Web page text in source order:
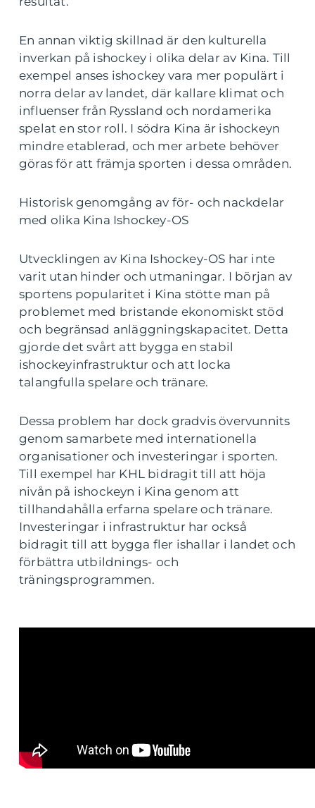
En annan viktig skillnad är den kulturella
inverkan på ishockey i olika delar av Kina. Till
exempel anses ishockey vara mer populärt i
norra delar av landet, där kallare klimat och
influenser från Ryssland och nordamerika
spelat en stor roll. I södra Kina är ishockeyn
mindre etablerad, och mer arbete behöver
göras för att främja sporten i dessa områden.
Historisk genomgång av för- och nackdelar
med olika Kina Ishockey-OS
Utvecklingen av Kina Ishockey-OS har inte
varit utan hinder och utmaningar. I början av
sportens popularitet i Kina stötte man på
problemet med bristande ekonomiskt stöd
och begränsad anläggningskapacitet. Detta
gjorde det svårt att bygga en stabil
ishockeyinfrastruktur och att locka
talangfulla spelare och tränare.
Dessa problem har dock gradvis övervunnits
genom samarbete med internationella
organisationer och investeringar i sporten.
Till exempel har KHL bidragit till att höja
nivån på ishockeyn i Kina genom att
tillhandahålla erfarna spelare och tränare.
Investeringar i infrastruktur har också
bidragit till att bygga fler ishallar i landet och
förbättra utbildnings- och
träningsprogrammen.